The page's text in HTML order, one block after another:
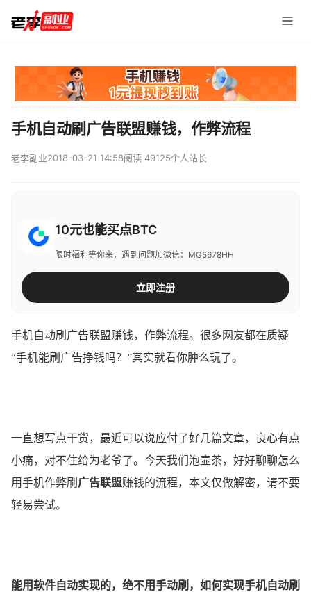
手机自动刷广告联盟赚钱，作弊流程
老李副业2018-03-21 14:58阅读 49125个人站长
10元也能买点BTC
限时福利等你来，遇到问题加微信：MG5678HH
立即注册
手机自动刷广告联盟赚钱，作弊流程。很多网友都在质疑
“手机能刷广告挣钱吗？”其实就看你肿么玩了。
一直想写点干货，最近可以说应付了好几篇文章，良心有点
小痛，对不住给为老爷了。今天我们泡壶茶，好好聊聊怎么
用手机作弊刷 广告联盟赚钱的流程，本文仅做解密，请不要
轻易尝试。
能用软件自动实现的，绝不用手动刷，如何实现手机自动刷